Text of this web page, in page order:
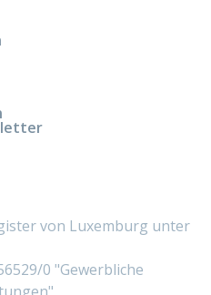
von Luxemburg unter
0 "Gewerbliche